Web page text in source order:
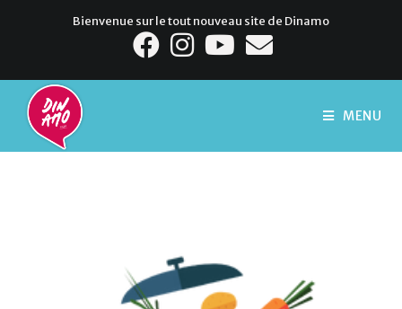
Bienvenue sur le tout nouveau site de Dinamo
MENU